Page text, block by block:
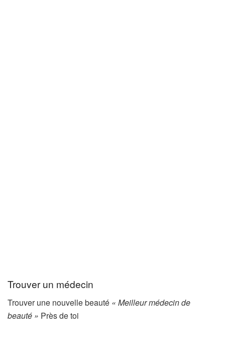
Trouver un médecin
Trouver une nouvelle beauté « Meilleur médecin de
beauté » Près de toi